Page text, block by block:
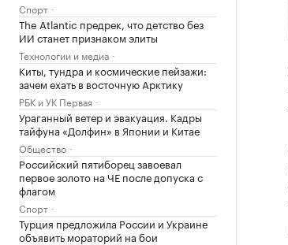
Спорт
The Atlantic предрек, что детство без
ИИ станет признаком элиты
Технологии и медиа
Киты, тундра и космические пейзажи:
зачем ехать в восточную Арктику
РБК и УК Первая
Ураганный ветер и эвакуация. Кадры
тайфуна «Долфин» в Японии и Китае
Общество
Российский пятиборец завоевал
первое золото на ЧЕ после допуска с
флагом
Спорт
Турция предложила России и Украине
объявить мораторий на бои